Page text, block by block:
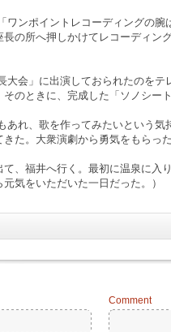
ンポイントレコーディングの腕
の所へ押しかけてレコーディン
会」に出演しておられたのをテ
のときに、完成した「ソノシー
れ、歌を作ってみたいという気
た。大衆演劇から勇気をもらっ
、福井へ行く。最初に温泉に入
気をいただいた一日だった。）
Comment